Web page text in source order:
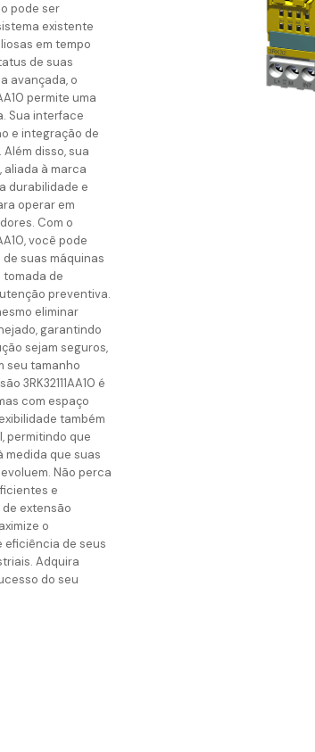
pode ser
existente
em tempo
de suas
avançada, o
permite uma
Sua interface
e integração de
disso, sua
à marca
durabilidade e
operar em
Com o
você pode
suas máquinas
tomada de
preventiva.
eliminar
garantindo
sejam seguros,
seu tamanho
3RK32111AA10 é
com espaço
também
permitindo que
medida que suas
Não perca
e
extensão
o
eficiência de seus
Adquira
do seu